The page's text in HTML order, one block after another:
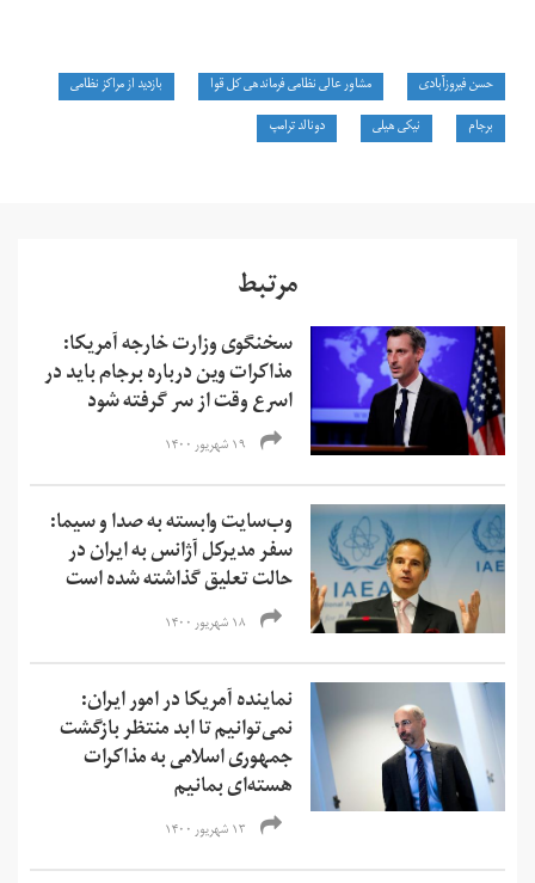
حسن فیروزآبادی مشاور عالی نظامی فرماندهی کل قوا
بازدید از مراکز نظامی
برجام
نیکی‌ هیلی دونالد ترامپ
مرتبط
سخنگوی وزارت خارجه آمریکا:
مذاکرات وین درباره برجام باید در
اسرع وقت از سر گرفته شود
۱۹ شهریور ۱۴۰۰
وب‌سایت وابسته به صدا و سیما:
سفر مدیرکل آژانس به ایران در
حالت تعلیق گذاشته شده است
۱۸ شهریور ۱۴۰۰
نماینده آمریکا در امور ایران:
نمی‌‌توانیم تا ابد منتظر بازگشت
جمهوری اسلامی به مذاکرات
هسته‌ای بمانیم
۱۳ شهریور ۱۴۰۰